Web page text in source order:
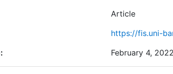
Article
https://fis.uni-
February 4, 2022